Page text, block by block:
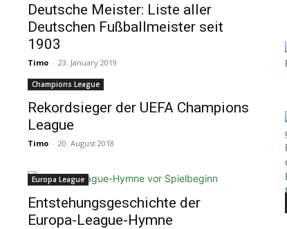
Deutsche Meister: Liste aller
Deutschen Fußballmeister seit
1903
Timo - 23. January 2019
Champions League
Rekordsieger der UEFA Champions
League
Timo - 20. August 2018
Europa League
Entstehungsgeschichte der
Europa-League-Hymne